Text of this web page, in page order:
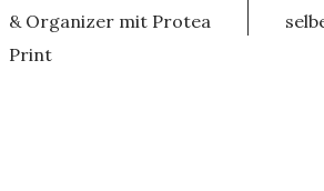
& Organizer mit Protea
Print